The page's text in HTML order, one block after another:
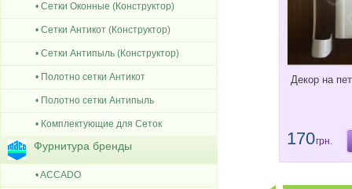
• Сетки Оконные (Конструктор)
• Сетки Антикот (Конструктор)
• Сетки Антипыль (Конструктор)
• Полотно сетки Антикот
• Полотно сетки Антипыль
• Комплектующие для Сеток
Фурнитура бренды
• ACCADO
Декор на
170грн.